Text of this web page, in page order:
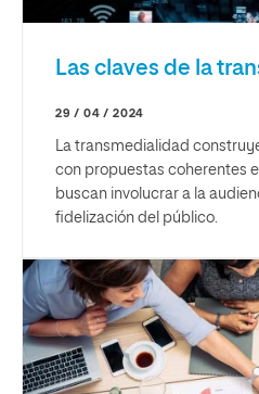
Las claves de la
29 / 04 / 2024
La transmedialidad
con propuestas coherentes
buscan involucrar a la
fidelización del público.